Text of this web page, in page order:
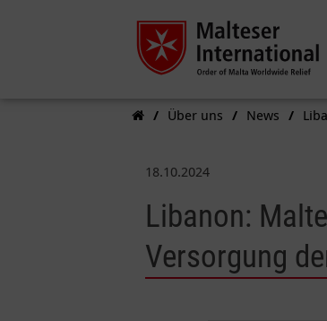
Über uns News
18.10.2024
Libanon:
Versorgung